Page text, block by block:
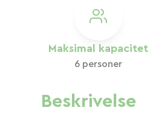
Maksimal kapacitet
6 personer
Beskrivelse